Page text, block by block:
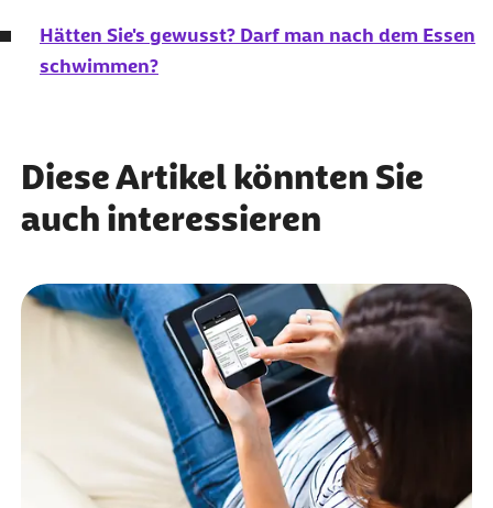
Hätten Sie's gewusst? Darf man nach dem Essen
schwimmen?
Diese Artikel könnten Sie
auch interessieren